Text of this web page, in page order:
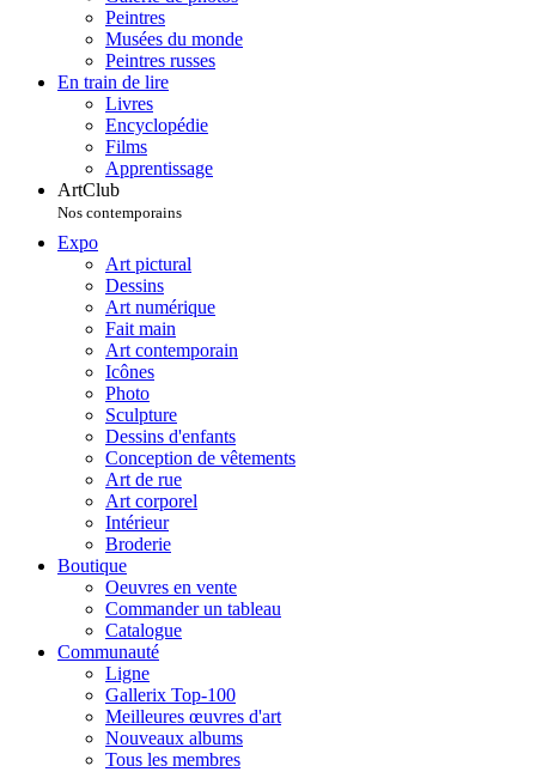
Peintres
Musées du monde
Peintres russes
En train de lire
Livres
Encyclopédie
Films
Apprentissage
ArtClub
Nos contemporains
Expo
Art pictural
Dessins
Art numérique
Fait main
Art contemporain
Icônes
Photo
Sculpture
Dessins d'enfants
Conception de vêtements
Art de rue
Art corporel
Intérieur
Broderie
Boutique
Oeuvres en vente
Commander un tableau
Catalogue
Communauté
Ligne
Gallerix Top-100
Meilleures œuvres d'art
Nouveaux albums
Tous les membres